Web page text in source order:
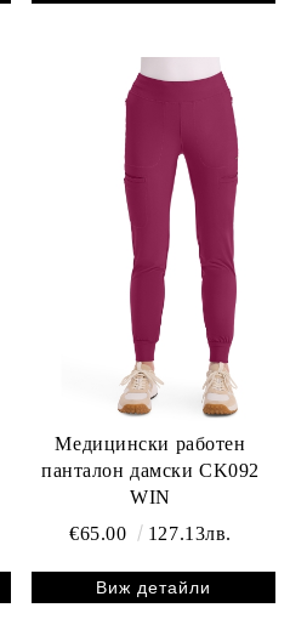
Медицински работен
панталон дамски CK092
WIN
€65.00
127.13лв.
Виж детайли